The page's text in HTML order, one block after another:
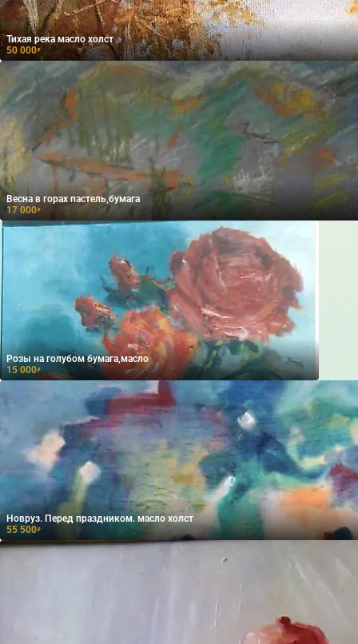
Тихая река масло холст
50 000₽
Весна в горах пастель,бумага
17 000₽
Розы на голубом бумага,масло
15 000₽
Новруз. Перед праздником. масло холст
55 500₽